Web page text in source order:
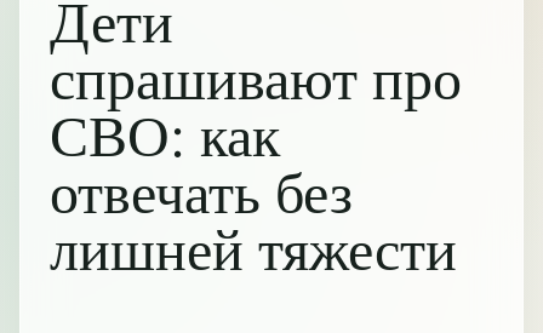
Дети
спрашивают про
СВО: как
отвечать без
лишней тяжести